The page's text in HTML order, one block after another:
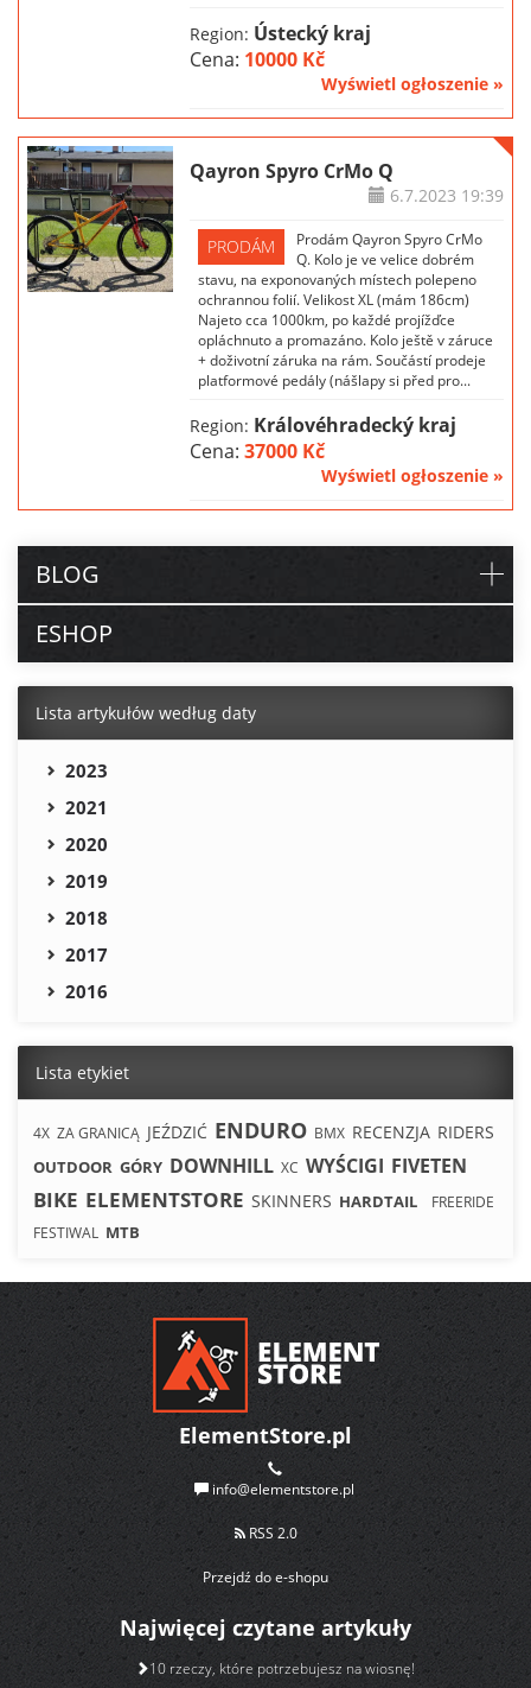
Region: Ústecký kraj
Cena: 10000 Kč
Wyświetl ogłoszenie »
Qayron Spyro CrMo Q
6.7.2023 19:39
PRODÁM
Prodám Qayron Spyro CrMo
Q. Kolo je ve velice dobrém
stavu, na exponovaných místech polepeno
ochrannou folií. Velikost XL (mám 186cm)
Najeto cca 1000km, po každé projížďce
opláchnuto a promazáno. Kolo ještě v záruce
+ doživotní záruka na rám. Součástí prodeje
platformové pedály (nášlapy si před pro...
Region: Královéhradecký kraj
Cena:37000 Kč
Wyświetl ogłoszenie »
BLOG
ESHOP
Lista artykułów według daty
2023
2021
2020
2019
2018
2017
2016
Lista etykiet
4X ZA GRANICĄ JEŹDZIĆ ENDURO BMX RECENZJA RIDERS
OUTDOOR GÓRY DOWNHILL XC WYŚCIGI FIVETEN
BIKE ELEMENTSTORE SKINNERS HARDTAIL
FREERIDE
FESTIWAL MTB
ElementStore.pl
info@elementstore.pl
RSS 2.0
Przejdź do e-shopu
Najwięcej czytane artykuły
10 rzeczy, które potrzebujesz na wiosnę!